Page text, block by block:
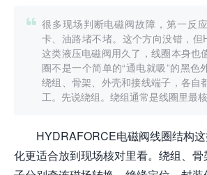
很多现场判断电磁阀故障，第一反
卡、油路堵不堵。这个方向没错，但
这类液压电磁阀用久了，线圈本身也
圈不是一个简单的“通电就吸”的黑色
绕组、骨架、外壳和接线端子，各自
工。先说绕组。绕组通常是线圈里最
HYDRAFORCE电磁阀线圈结构
化更适合放到现场核对里看。绕组、